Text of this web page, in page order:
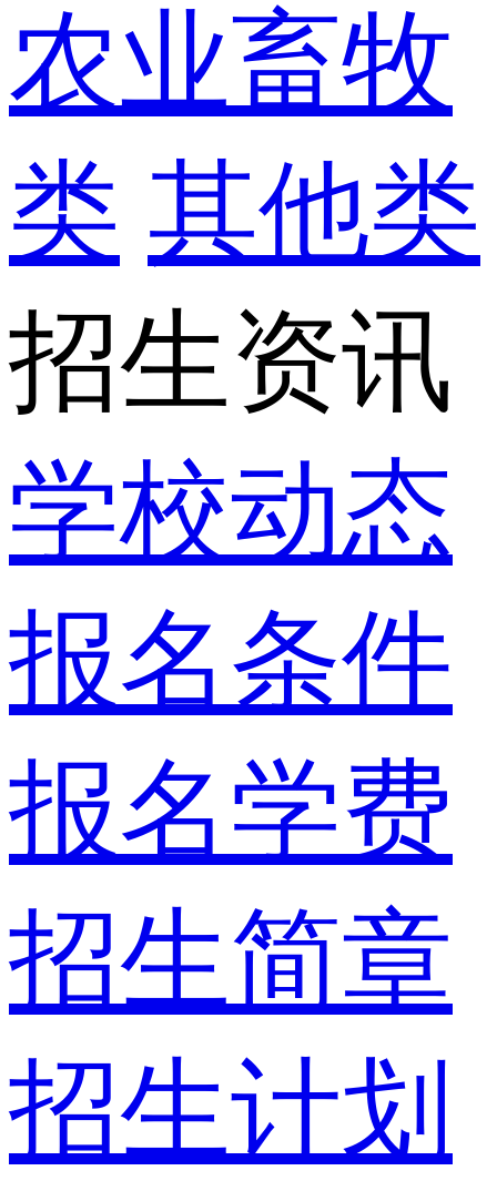
农业畜牧
类 其他类
招生资讯
学校动态
报名条件
报名学费
招生简章
招生计划